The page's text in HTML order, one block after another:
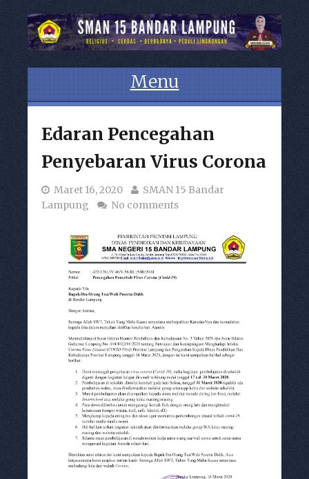
Menu
Edaran Pencegahan
Penyebaran Virus Corona
Maret 16, 2020
SMAN 15 Bandar
Lampung
No comments